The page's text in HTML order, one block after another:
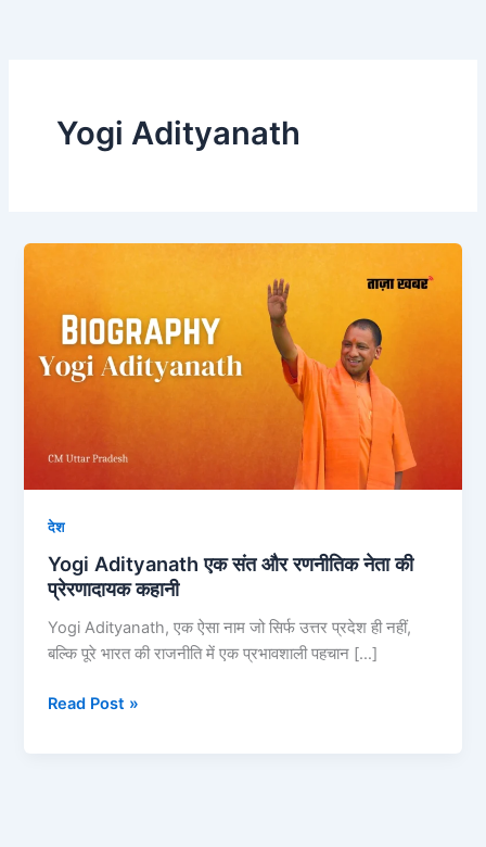
Yogi Adityanath
देश
Yogi Adityanath एक संत और रणनीतिक नेता की
प्रेरणादायक कहानी
Yogi Adityanath, एक ऐसा नाम जो सिर्फ उत्तर प्रदेश ही नहीं,
बल्कि पूरे भारत की राजनीति में एक प्रभावशाली पहचान […]
और
रणनीतिक
प्रेरणादायक
कहानी
Read Post »